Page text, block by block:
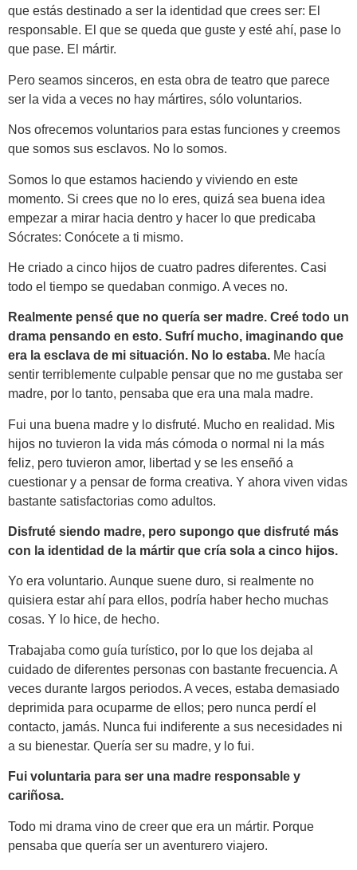
que estás destinado a ser la identidad que crees ser: El
responsable. El que se queda que guste y esté ahí, pase lo
que pase. El mártir.
Pero seamos sinceros, en esta obra de teatro que parece
ser la vida a veces no hay mártires, sólo voluntarios.
Nos ofrecemos voluntarios para estas funciones y creemos
que somos sus esclavos. No lo somos.
Somos lo que estamos haciendo y viviendo en este
momento. Si crees que no lo eres, quizá sea buena idea
empezar a mirar hacia dentro y hacer lo que predicaba
Sócrates: Conócete a ti mismo.
He criado a cinco hijos de cuatro padres diferentes. Casi
todo el tiempo se quedaban conmigo. A veces no.
Realmente pensé que no quería ser madre. Creé todo un
drama pensando en esto. Sufrí mucho, imaginando que
era la esclava de mi situación. No lo estaba. Me hacía
sentir terriblemente culpable pensar que no me gustaba ser
madre, por lo tanto, pensaba que era una mala madre.
Fui una buena madre y lo disfruté. Mucho en realidad. Mis
hijos no tuvieron la vida más cómoda o normal ni la más
feliz, pero tuvieron amor, libertad y se les enseñó a
cuestionar y a pensar de forma creativa. Y ahora viven vidas
bastante satisfactorias como adultos.
Disfruté siendo madre, pero supongo que disfruté más
con la identidad de la mártir que cría sola a cinco hijos.
Yo era voluntario. Aunque suene duro, si realmente no
quisiera estar ahí para ellos, podría haber hecho muchas
cosas. Y lo hice, de hecho.
Trabajaba como guía turístico, por lo que los dejaba al
cuidado de diferentes personas con bastante frecuencia. A
veces durante largos periodos. A veces, estaba demasiado
deprimida para ocuparme de ellos; pero nunca perdí el
contacto, jamás. Nunca fui indiferente a sus necesidades ni
a su bienestar. Quería ser su madre, y lo fui.
Fui voluntaria para ser una madre responsable y
cariñosa.
Todo mi drama vino de creer que era un mártir. Porque
pensaba que quería ser un aventurero viajero.